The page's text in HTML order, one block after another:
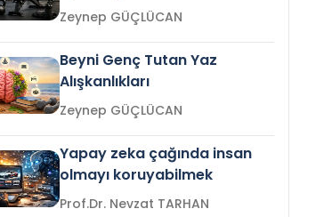
Zeynep GÜÇLÜCAN
Beyni Genç Tutan Yaz
Alışkanlıkları
Zeynep GÜÇLÜCAN
Yapay zeka çağında insan
olmayı koruyabilmek
Prof.Dr. Nevzat TARHAN